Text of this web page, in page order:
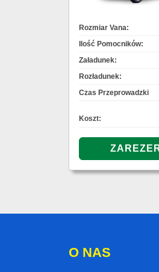
Rozmiar Vana:
Ilość Pomocników:
Załadunek:
Rozładunek:
Czas Przeprowadzki
Koszt:
O NAS